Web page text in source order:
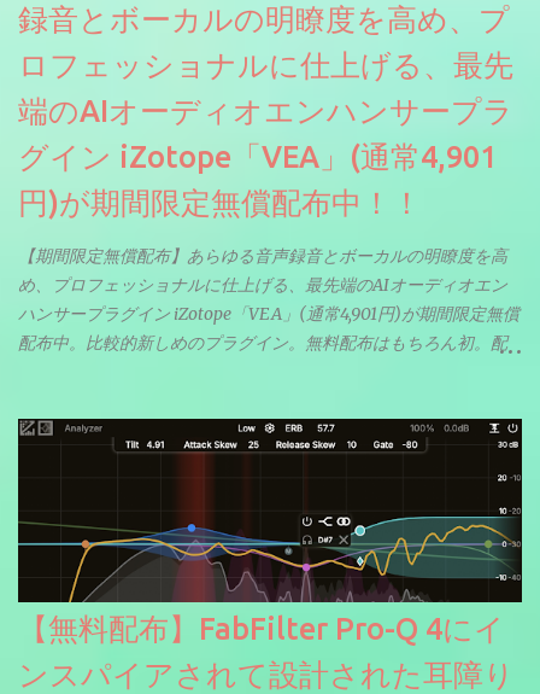
録音とボーカルの明瞭度を高め、プ
ロフェッショナルに仕上げる、最先
端のAIオーディオエンハンサープラ
グイン iZotope「VEA」(通常4,901
円)が期間限定無償配布中！！
【期間限定無償配布】あらゆる音声録音とボーカルの明瞭度を高
め、プロフェッショナルに仕上げる、最先端のAIオーディオエン
ハンサープラグイン iZotope「VEA」(通常4,901円)が期間限定無償
配布中。比較的新しめのプラグイン。無料配布はもちろん初。配
【無料配布】FabFilter Pro-Q 4にイ
ンスパイアされて設計された耳障り